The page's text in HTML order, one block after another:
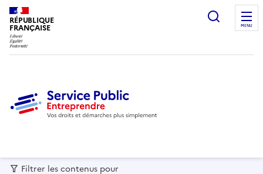
RÉPUBLIQUE
FRANÇAISE MENU
Filtrer les contenus pour